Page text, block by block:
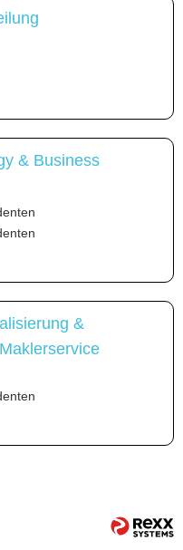
& Business
&